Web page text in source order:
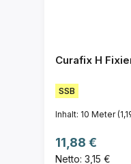
Curafix H
SSB
Inhalt: 10 Meter
Regulärer
11,88 €
Netto: 3,15 €